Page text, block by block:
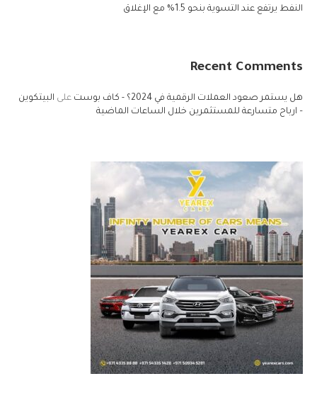
النفط يرتفع عند التسوية بنحو 1.5% مع الإغلاق
Recent Comments
هل يستمر صعود العملات الرقمية في 2024؟ - كاف بوست على البيتكوين
– ارباح متسارعة للمستثمرين خلال الساعات الماضية